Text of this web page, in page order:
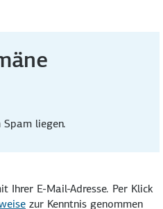
liegen.
Ihrer E-Mail-Adresse. Per Klick
zur Kenntnis genommen